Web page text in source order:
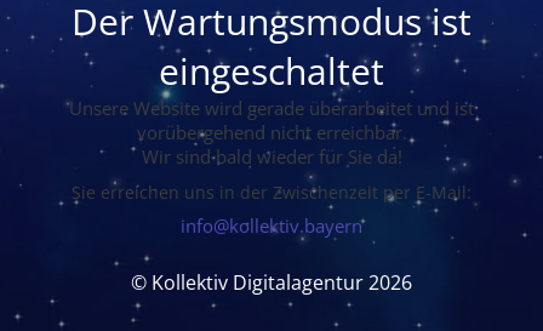
Der Wartungsmodus ist
eingeschaltet
Unsere Website wird gerade überarbeitet und ist
vorübergehend nicht erreichbar.
Wir sind bald wieder für Sie da!
Sie erreichen uns in der Zwischenzeit per E-Mail:
info@kollektiv.bayern
© Kollektiv Digitalagentur 2026